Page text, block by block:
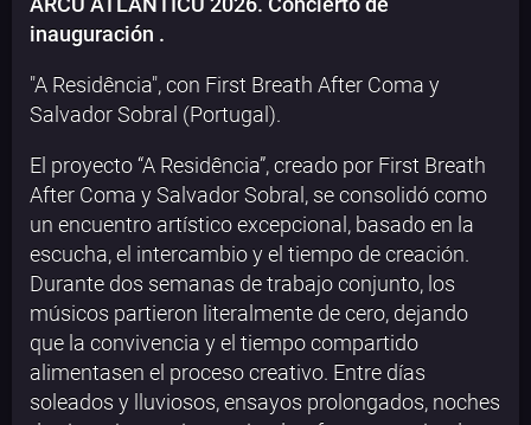
inauguración .
"A Residência", con First Breath After Coma y
Salvador Sobral (Portugal).
El proyecto “A Residência”, creado por First Breath
After Coma y Salvador Sobral, se consolidó como
un encuentro artístico excepcional, basado en la
escucha, el intercambio y el tiempo de creación.
Durante dos semanas de trabajo conjunto, los
músicos partieron literalmente de cero, dejando
que la convivencia y el tiempo compartido
alimentasen el proceso creativo. Entre días
soleados y lluviosos, ensayos prolongados, noches